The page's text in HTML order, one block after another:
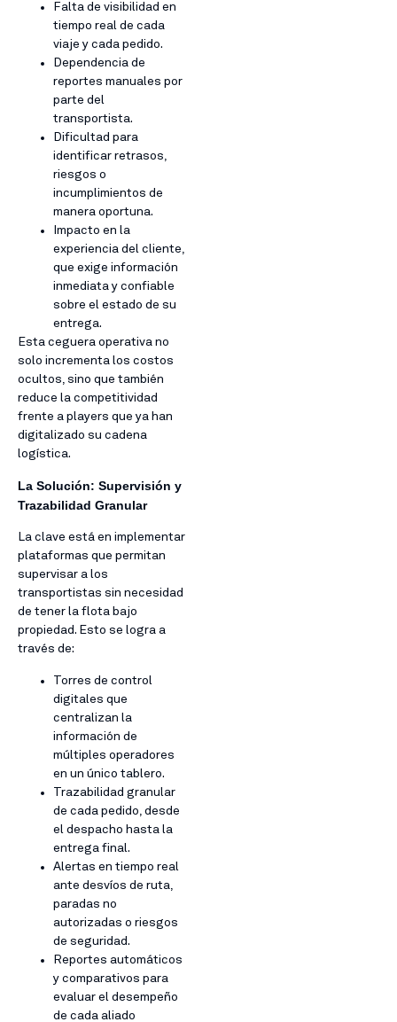
Falta de visibilidad en
tiempo real de cada
viaje y cada pedido.
Dependencia de
reportes manuales por
parte del
transportista.
Dificultad para
identificar retrasos,
riesgos o
incumplimientos de
manera oportuna.
Impacto en la
experiencia del cliente,
que exige información
inmediata y confiable
sobre el estado de su
entrega.
Esta ceguera operativa no
solo incrementa los costos
ocultos, sino que también
reduce la competitividad
frente a players que ya han
digitalizado su cadena
logística.
La Solución: Supervisión y
Trazabilidad Granular
La clave está en implementar
plataformas que permitan
supervisar a los
transportistas sin necesidad
de tener la flota bajo
propiedad. Esto se logra a
través de:
Torres de control
digitales que
centralizan la
información de
múltiples operadores
en un único tablero.
Trazabilidad granular
de cada pedido, desde
el despacho hasta la
entrega final.
Alertas en tiempo real
ante desvíos de ruta,
paradas no
autorizadas o riesgos
de seguridad.
Reportes automáticos
y comparativos para
evaluar el desempeño
de cada aliado